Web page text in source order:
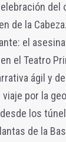
del
de la
el
el Teatro
ágil y
por la
los
de la